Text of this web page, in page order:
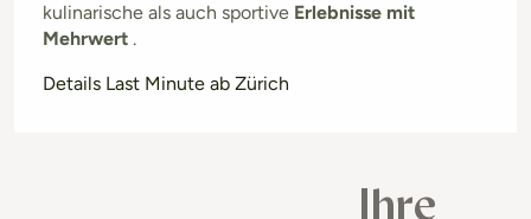
kulinarische als auch sportive Erlebnisse mit
Mehrwert .
Details Last Minute ab Zürich
Ihre